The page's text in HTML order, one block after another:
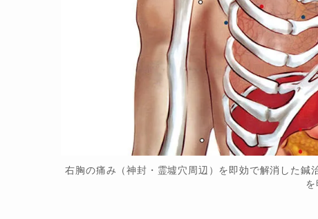
右胸の痛み（神封・霊墟穴周辺）を即効で解消した鍼
を